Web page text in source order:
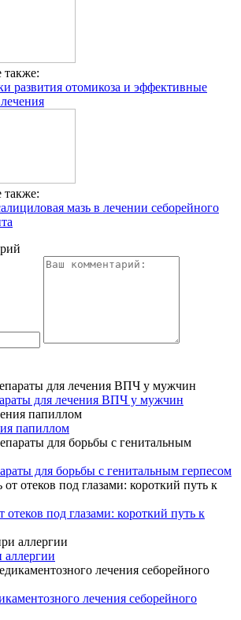
также:
развития отомикоза и эффективные
также:
мазь в лечении себорейного
для лечения ВПЧ у мужчин
папиллом
для борьбы с генитальным герпесом
отеков под глазами: короткий путь к
лечения себорейного